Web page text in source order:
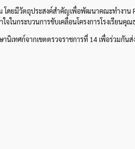
ยมีวัตถุประสงค์สำคัญเพื่อพัฒนาคณะทำงาน
จในกระบวนการขับเคลื่อนโครงการโรงเรียนคุ
นิเทศก์จากเขตตรวจราชการที่ 14 เพื่อร่วมกั